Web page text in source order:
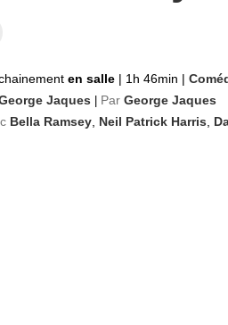
en salle | 1h 46min |
Jaques Par George Jaques
Bella Ramsey Neil Patrick Harris